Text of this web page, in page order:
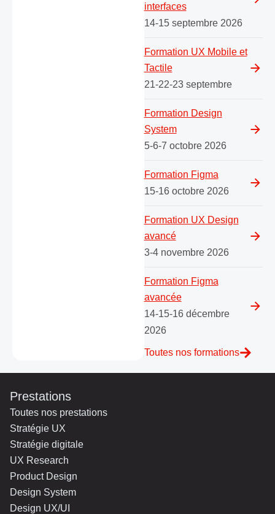
interfaces
14-15 septembre 2026
Formation UX Mobile et
Tactile
21-22-23 septembre
Formation Design
System
5-6-7 octobre 2026
Formation Figma
15-16 octobre 2026
Formation UX Design
avancé
3-4 novembre 2026
Formation Figma
avancée
14-15-16 décembre
2026
Toutes nos formations
Prestations
Toutes nos prestations
Stratégie UX
Stratégie digitale
UX Research
Product Design
Design System
Design UX/UI